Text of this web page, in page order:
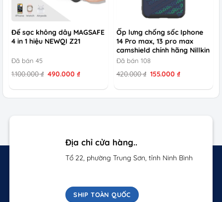
Đế sạc không dây MAGSAFE
4 in 1 hiệu NEWQI Z21
Đã bán 45
1.100.000₫ Giá
là:
490.000₫Giá
tại
Ốp lưng chống sốc Iphone
14 Pro max, 13 pro max
camshield chính hãng Nillkin
Đã bán 108
420.000₫ Giá
là:
155.000₫Giá
tại
Địa chỉ cửa hàng..
Tổ 22, phường Trung Sơn, tỉnh Ninh Bình
SHIP TOÀN QUỐC